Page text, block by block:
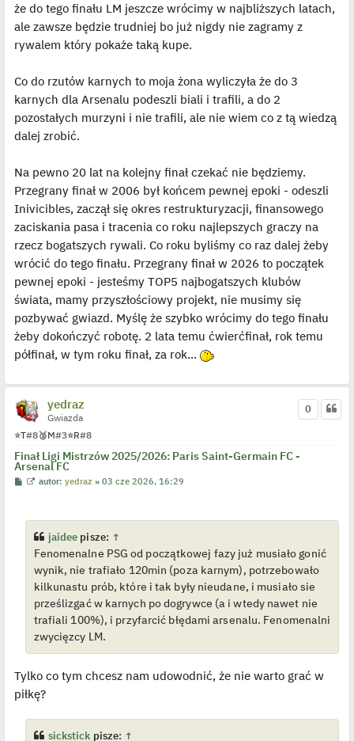
że do tego finału LM jeszcze wrócimy w najbliższych latach,
ale zawsze będzie trudniej bo już nigdy nie zagramy z
rywalem który pokaże taką kupe.
Co do rzutów karnych to moja żona wyliczyła że do 3
karnych dla Arsenalu podeszli biali i trafili, a do 2
pozostałych murzyni i nie trafili, ale nie wiem co z tą wiedzą
dalej zrobić.
Na pewno 20 lat na kolejny finał czekać nie będziemy.
Przegrany finał w 2006 był końcem pewnej epoki - odeszli
Inivicibles, zaczął się okres restrukturyzacji, finansowego
zaciskania pasa i tracenia co roku najlepszych graczy na
rzecz bogatszych rywali. Co roku byliśmy co raz dalej żeby
wrócić do tego finału. Przegrany finał w 2026 to początek
pewnej epoki - jesteśmy TOP5 najbogatszych klubów
świata, mamy przyszłościowy projekt, nie musimy się
pozbywać gwiazd. Myślę że szybko wrócimy do tego finału
żeby dokończyć robotę. 2 lata temu ćwierćfinał, rok temu
półfinał, w tym roku finał, za rok...
yedraz
Gwiazda
⭐T#8🥉M#3⭐R#8
Finał Ligi Mistrzów 2025/2026: Paris Saint-Germain FC -
Arsenal FC
0
P
W
i
e
t
l
o
j
e
d
y
n
c
y
o
t
autor:yedraz »03 cze 2026, 16:29
jaidee pisze: ↑
Fenomenalne PSG od początkowej fazy już musiało gonić
wynik, nie trafiało 120min (poza karnym), potrzebowało
kilkunastu prób, które i tak były nieudane, i musiało sie
prześlizgać w karnych po dogrywce (a i wtedy nawet nie
trafiali 100%), i przyfarcić błędami arsenalu. Fenomenalni
zwycięzcy LM.
Tylko co tym chcesz nam udowodnić, że nie warto grać w
piłkę?
sickstick pisze: ↑